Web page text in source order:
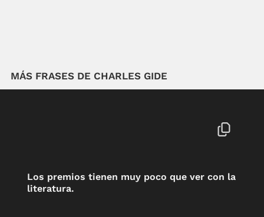
MÁS FRASES DE CHARLES GIDE
Los premios tienen muy poco que ver con la
literatura.